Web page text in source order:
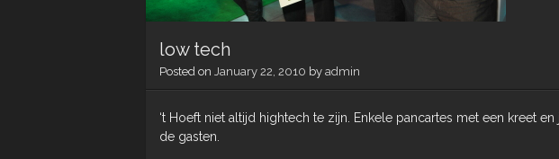
low tech
Posted on January 22, 2010 by admin
‘t Hoeft niet altijd hightech te zijn. Enkele pancartes met een kreet en
de gasten.